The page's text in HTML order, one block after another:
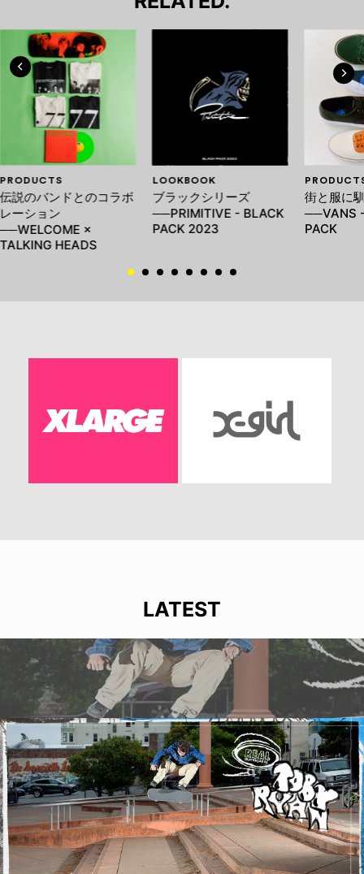
PRODUCTS
伝説のバンドとのコラボ
レーション
──WELCOME ×
TALKING HEADS
LOOKBOOK
ブラックシリーズ
──PRIMITIVE - BLACK
PACK 2023
街と服に
──VANS
PACK
LATEST